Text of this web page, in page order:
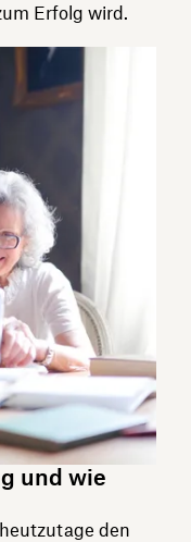
Erfolg wird.
und wie
den